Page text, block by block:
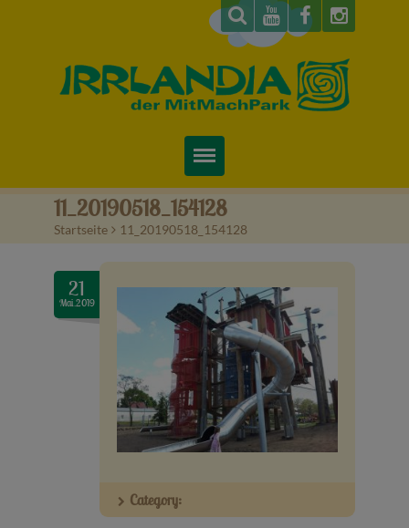
Startseite
Über uns
Preise & Infos
Tickets
Attraktionen
Videos
Veranstaltungen
Baumpaten
11_20190518_154128
Startseite > 11_20190518_154128
21
Mai.2019
Category: